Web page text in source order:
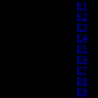
E1
E2
E3
E4
E5
E6
E7
E8
E9